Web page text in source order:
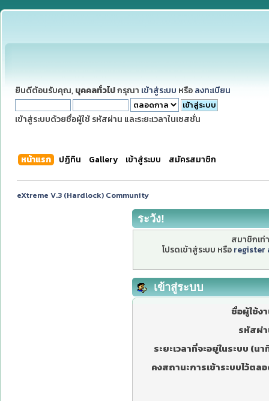
ยินดีต้อนรับคุณ, บุคคลทั่วไปกรุณา เข้าสู่ระบบ หรือ ลงทะเบียน
เข้าสู่ระบบด้วยชื่อผู้ใช้ รหัสผ่าน และระยะเวลาในเซสชั่น
หน้าแรก ปฏิทิน Gallery เข้าสู่ระบบ สมัครสมาชิก
eXtreme V.3 (Hardlock) Community
ระวัง!
สมาชิกเท่
โปรดเข้าสู่ระบบ หรือ register
เข้าสู่ระบบ
ชื่อผู้ใช้ง
รหัสผ่
ระยะเวลาที่จะอยู่ในระบบ (นา
คงสถานะการเข้าระบบไว้ตล